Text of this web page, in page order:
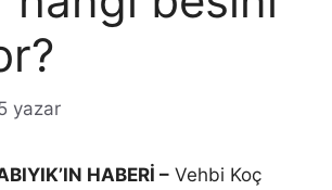
yazar
HABERİ – Vehbi Koç